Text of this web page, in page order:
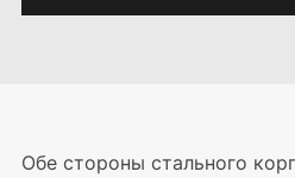
Обе стороны стального